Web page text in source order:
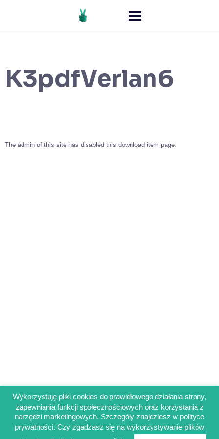
K3pdfVerlan6
The admin of this site has disabled this download item page.
Regulamin sklepu
Polityka prywatności
Obowiązek informacyjny RODO
Wykorzystuję pliki cookies do prawidłowego działania strony,
zapewniania funkcji społecznościowych oraz korzystania z
narzędzi marketingowych. Szczegóły znajdziesz w polityce
prywatności. Czy zgadzasz się na wykorzystywanie plików